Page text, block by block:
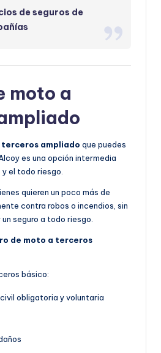
de seguros de
moto a
terceros ampliado que puedes
es una opción intermedia
el todo riesgo.
quieren un poco más de
contra robos o incendios, sin
seguro a todo riesgo.
de moto a terceros
básico:
obligatoria y voluntaria